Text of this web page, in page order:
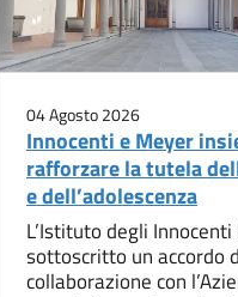
04 Agosto 2026
Innocenti e Meyer
rafforzare la tutela
e dell’adolescenza
L’Istituto degli Innocenti
sottoscritto un accordo
collaborazione con